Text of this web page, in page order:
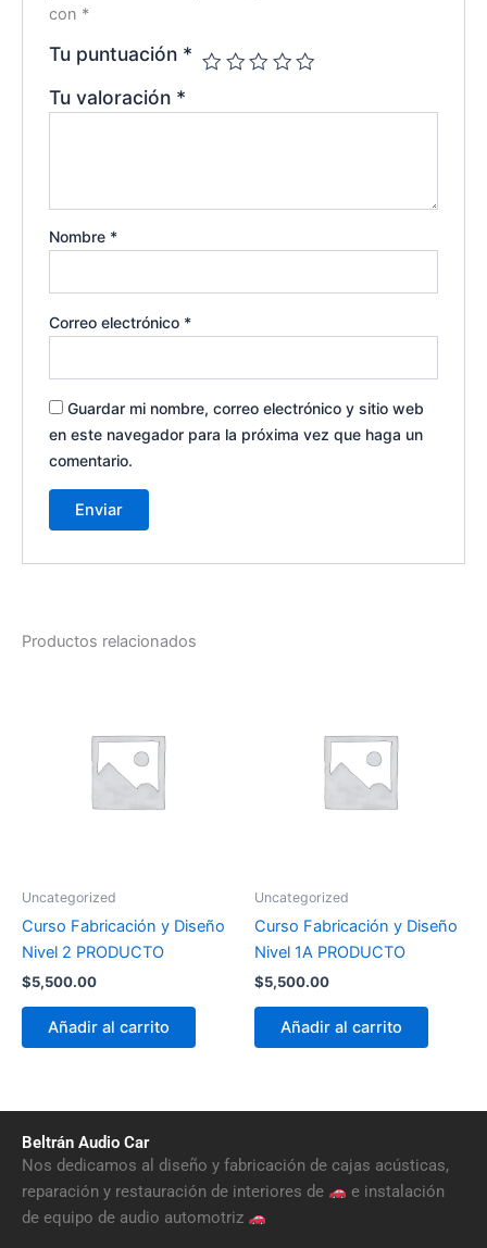
con *
Tu puntuación *
Tu valoración *
Nombre *
Correo electrónico *
Guardar mi nombre, correo electrónico y sitio web
en este navegador para la próxima vez que haga un
comentario.
Productos relacionados
Uncategorized
Curso Fabricación y Diseño
Nivel 2 PRODUCTO
$5,500.00
Añadir al carrito
Uncategorized
Curso Fabricación y Diseño
Nivel 1A PRODUCTO
$5,500.00
Añadir al carrito
Beltrán Audio Car
Nos dedicamos al diseño y fabricación de cajas acústicas,
reparación y restauración de interiores de
e instalación
de equipo de audio automotriz